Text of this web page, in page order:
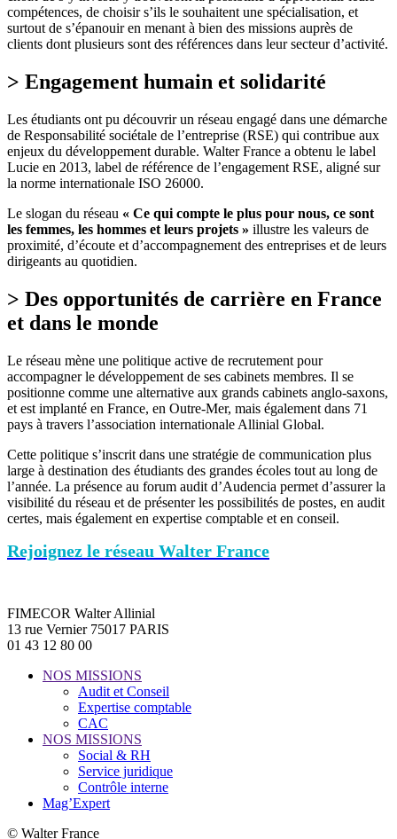
compétences, de choisir s’ils le souhaitent une spécialisation, et
surtout de s’épanouir en menant à bien des missions auprès de
clients dont plusieurs sont des références dans leur secteur d’activité.
> Engagement humain et solidarité
Les étudiants ont pu découvrir un réseau engagé dans une démarche
de Responsabilité sociétale de l’entreprise (RSE) qui contribue aux
enjeux du développement durable. Walter France a obtenu le label
Lucie en 2013, label de référence de l’engagement RSE, aligné sur
la norme internationale ISO 26000.
Le slogan du réseau « Ce qui compte le plus pour nous, ce sont
les femmes, les hommes et leurs projets » illustre les valeurs de
proximité, d’écoute et d’accompagnement des entreprises et de leurs
dirigeants au quotidien.
> Des opportunités de carrière en France
et dans le monde
Le réseau mène une politique active de recrutement pour
accompagner le développement de ses cabinets membres. Il se
positionne comme une alternative aux grands cabinets anglo-saxons,
et est implanté en France, en Outre-Mer, mais également dans 71
pays à travers l’association internationale Allinial Global.
Cette politique s’inscrit dans une stratégie de communication plus
large à destination des étudiants des grandes écoles tout au long de
l’année. La présence au forum audit d’Audencia permet d’assurer la
visibilité du réseau et de présenter les possibilités de postes, en audit
certes, mais également en expertise comptable et en conseil.
Rejoignez le réseau Walter France
FIMECOR Walter Allinial
13 rue Vernier 75017 PARIS
01 43 12 80 00
NOS MISSIONS
Audit et Conseil
Expertise comptable
CAC
NOS MISSIONS
Social & RH
Service juridique
Contrôle interne
Mag’Expert
© Walter France